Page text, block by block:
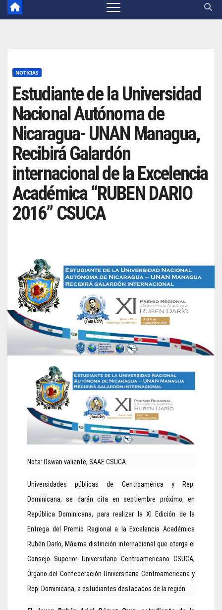
NOTICIAS
Estudiante de la Universidad
Nacional Autónoma de
Nicaragua- UNAN Managua,
Recibirá Galardón
internacional de la Excelencia
Académica “RUBEN DARIO
2016” CSUCA
Nota: Oswan valiente, SAAE CSUCA
Universidades públicas de Centroamérica y Rep.
Dominicana, se darán cita en septiembre próximo, en
República Dominicana, para realizar la XI Edición de la
Entrega del Premio Regional a la Excelencia Académica
Rubén Darío, Máxima distinción internacional que otorga el
Consejo Superior Universitario Centroamericano CSUCA,
Órgano del Confederación Universitaria Centroamericana y
Rep. Dominicana, a estudiantes destacados de la región.